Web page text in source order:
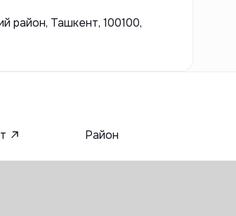
район, Ташкент, 100100,
Район